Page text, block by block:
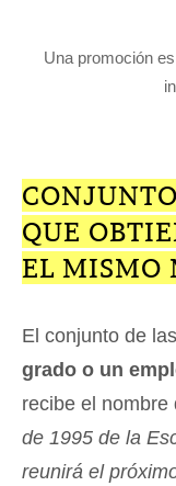
Una promoción
QUE
EL MISMO
El conjunto de
grado o un
recibe el nombre
de 1995 de la
reunirá el